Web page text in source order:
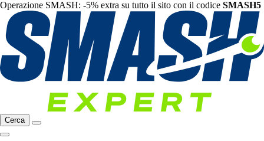
Operazione SMASH: -5% extra su tutto il sito con il codice SMASH5
Cerca